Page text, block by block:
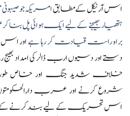
اس آرٹیکل کے مطابقامریکہ جو
ہتھیار بھیجنے کے لیے ایک ہوائی پل
براہ راست قیادت کر رہا ہےاور اس
دستے اور دسیوں ارب ڈالر کی امداد
خلاف شدید جنگ اور خاص
شروع کرنے اور عرب
اس تحریک کے لیے بند کرنے کے